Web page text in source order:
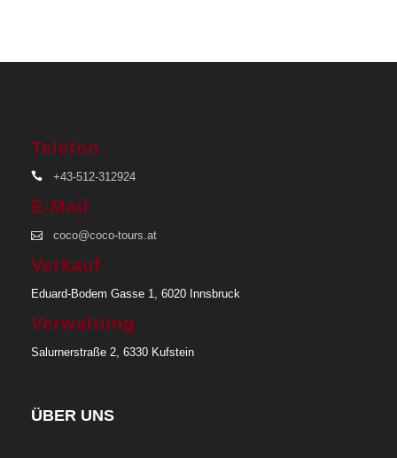
Telefon
+43-512-312924
E-Mail
coco@coco-tours.at
Verkauf
Eduard-Bodem Gasse 1, 6020 Innsbruck
Verwaltung
Salurnerstraße 2, 6330 Kufstein
ÜBER UNS